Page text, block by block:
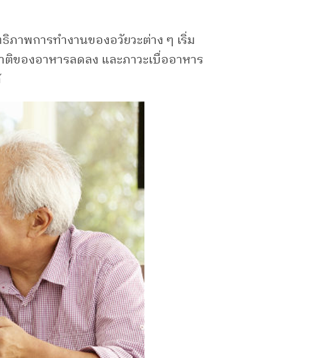
ภาพการทำงานของอวัยวะต่าง ๆ เริ่ม
องอาหารลดลง และภาวะเบื่ออาหาร